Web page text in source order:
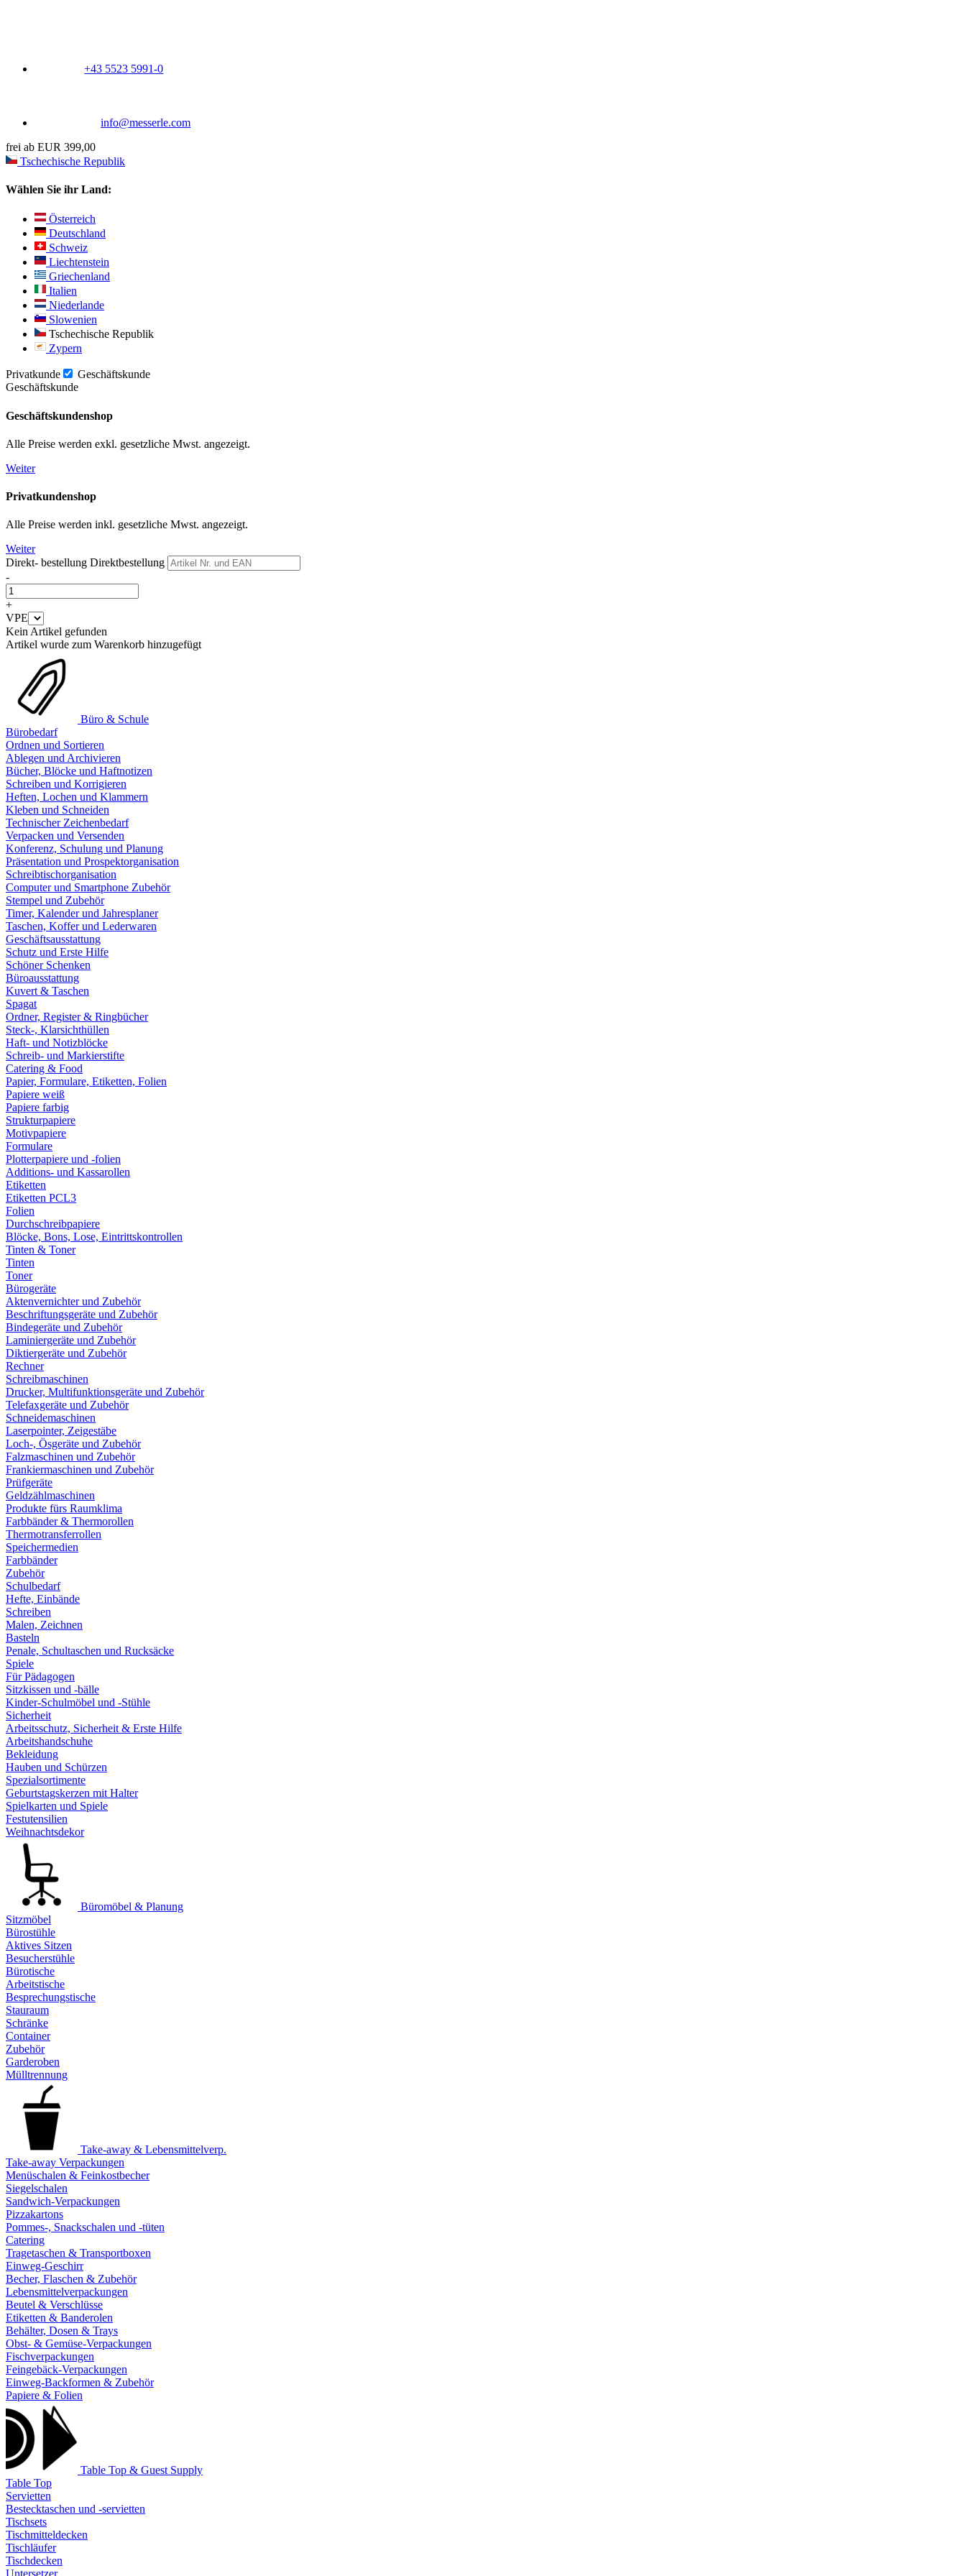
+43 5523 5991-0
info@messerle.com
frei ab EUR 399,00
Tschechische Republik
Wählen Sie ihr Land:
Österreich
Deutschland
Schweiz
Liechtenstein
Griechenland
Italien
Niederlande
Slowenien
Tschechische Republik
Zypern
Privatkunde
Geschäftskunde
Geschäftskunde
Geschäftskundenshop
Alle Preise werden exkl. gesetzliche Mwst. angezeigt.
Weiter
Privatkundenshop
Alle Preise werden inkl. gesetzliche Mwst. angezeigt.
Weiter
Direkt- bestellung Direktbestellung
-
+
VPE
Kein Artikel gefunden
Artikel wurde zum Warenkorb hinzugefügt
Büro & Schule
Bürobedarf
Ordnen und Sortieren
Ablegen und Archivieren
Bücher, Blöcke und Haftnotizen
Schreiben und Korrigieren
Heften, Lochen und Klammern
Kleben und Schneiden
Technischer Zeichenbedarf
Verpacken und Versenden
Konferenz, Schulung und Planung
Präsentation und Prospektorganisation
Schreibtischorganisation
Computer und Smartphone Zubehör
Stempel und Zubehör
Timer, Kalender und Jahresplaner
Taschen, Koffer und Lederwaren
Geschäftsausstattung
Schutz und Erste Hilfe
Schöner Schenken
Büroausstattung
Kuvert & Taschen
Spagat
Ordner, Register & Ringbücher
Steck-, Klarsichthüllen
Haft- und Notizblöcke
Schreib- und Markierstifte
Catering & Food
Papier, Formulare, Etiketten, Folien
Papiere weiß
Papiere farbig
Strukturpapiere
Motivpapiere
Formulare
Plotterpapiere und -folien
Additions- und Kassarollen
Etiketten
Etiketten PCL3
Folien
Durchschreibpapiere
Blöcke, Bons, Lose, Eintrittskontrollen
Tinten & Toner
Tinten
Toner
Bürogeräte
Aktenvernichter und Zubehör
Beschriftungsgeräte und Zubehör
Bindegeräte und Zubehör
Laminiergeräte und Zubehör
Diktiergeräte und Zubehör
Rechner
Schreibmaschinen
Drucker, Multifunktionsgeräte und Zubehör
Telefaxgeräte und Zubehör
Schneidemaschinen
Laserpointer, Zeigestäbe
Loch-, Ösgeräte und Zubehör
Falzmaschinen und Zubehör
Frankiermaschinen und Zubehör
Prüfgeräte
Geldzählmaschinen
Produkte fürs Raumklima
Farbbänder & Thermorollen
Thermotransferrollen
Speichermedien
Farbbänder
Zubehör
Schulbedarf
Hefte, Einbände
Schreiben
Malen, Zeichnen
Basteln
Penale, Schultaschen und Rucksäcke
Spiele
Für Pädagogen
Sitzkissen und -bälle
Kinder-Schulmöbel und -Stühle
Sicherheit
Arbeitsschutz, Sicherheit & Erste Hilfe
Arbeitshandschuhe
Bekleidung
Hauben und Schürzen
Spezialsortimente
Geburtstagskerzen mit Halter
Spielkarten und Spiele
Festutensilien
Weihnachtsdekor
Büromöbel & Planung
Sitzmöbel
Bürostühle
Aktives Sitzen
Besucherstühle
Bürotische
Arbeitstische
Besprechungstische
Stauraum
Schränke
Container
Zubehör
Garderoben
Mülltrennung
Take-away & Lebensmittelverp.
Take-away Verpackungen
Menüschalen & Feinkostbecher
Siegelschalen
Sandwich-Verpackungen
Pizzakartons
Pommes-, Snackschalen und -tüten
Catering
Tragetaschen & Transportboxen
Einweg-Geschirr
Becher, Flaschen & Zubehör
Lebensmittelverpackungen
Beutel & Verschlüsse
Etiketten & Banderolen
Behälter, Dosen & Trays
Obst- & Gemüse-Verpackungen
Fischverpackungen
Feingebäck-Verpackungen
Einweg-Backformen & Zubehör
Papiere & Folien
Table Top & Guest Supply
Table Top
Servietten
Bestecktaschen und -servietten
Tischsets
Tischmitteldecken
Tischläufer
Tischdecken